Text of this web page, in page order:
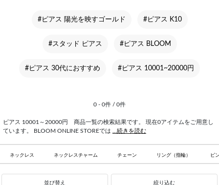
#ピアス 陽光を映すゴールド #ピアス K10
#スタッド ピアス #ピアス BLOOM
#ピアス 30代におすすめ #ピアス 10001~20000円
0 - 0件 / 0件
ピアス 10001～20000円 商品一覧の検索結果です。 現在0アイテムをご用意し
ています。 BLOOM ONLINE STOREでは ...続きを読む
ネックレス ネックレスチャーム チェーン リング（指輪） ピ
並び替え 絞り込む